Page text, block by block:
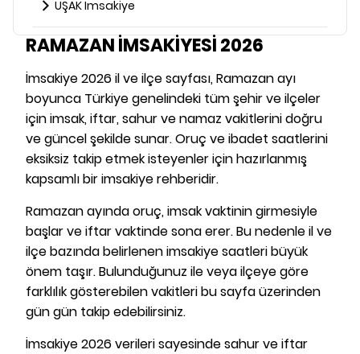
UŞAK İmsakiye
RAMAZAN İMSAKİYESİ 2026
İmsakiye 2026 il ve ilçe sayfası, Ramazan ayı
boyunca Türkiye genelindeki tüm şehir ve ilçeler
için imsak, iftar, sahur ve namaz vakitlerini doğru
ve güncel şekilde sunar. Oruç ve ibadet saatlerini
eksiksiz takip etmek isteyenler için hazırlanmış
kapsamlı bir imsakiye rehberidir.
Ramazan ayında oruç, imsak vaktinin girmesiyle
başlar ve iftar vaktinde sona erer. Bu nedenle il ve
ilçe bazında belirlenen imsakiye saatleri büyük
önem taşır. Bulunduğunuz ile veya ilçeye göre
farklılık gösterebilen vakitleri bu sayfa üzerinden
gün gün takip edebilirsiniz.
İmsakiye 2026 verileri sayesinde sahur ve iftar